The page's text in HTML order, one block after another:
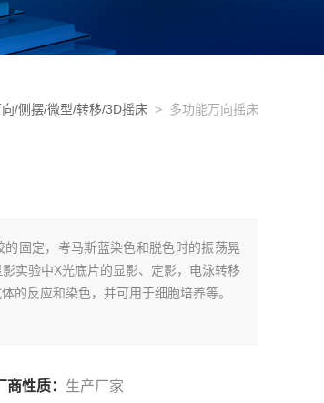
向/侧摆/微型/转移/3D摇床 > 多功能万向摇床
固定，考马斯蓝染色和脱色时的振荡晃
实验中X光底片的显影、定影，电泳转移
反应和染色，并可用于细胞培养等。
商性质： 生产厂家